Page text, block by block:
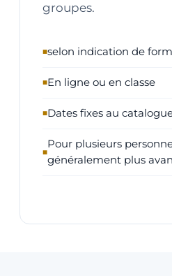
groupes.
selon indication de
En ligne ou en classe
Dates fixes au
Pour plusieurs
généralement plus